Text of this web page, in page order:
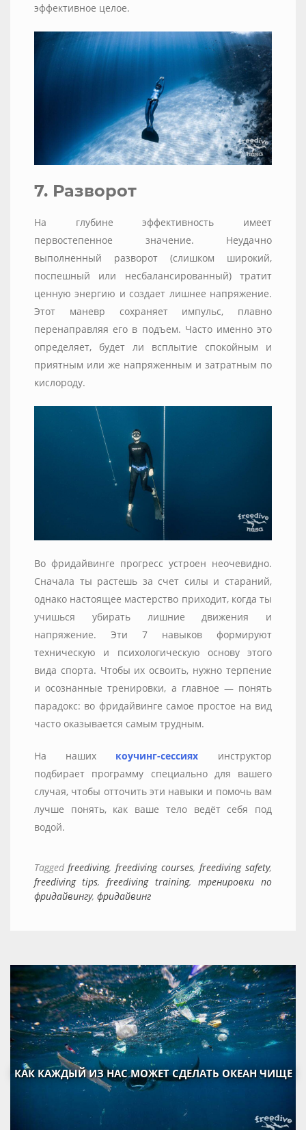
эффективное целое.
7. Разворот
На глубине эффективность имеет
первостепенное значение. Неудачно
выполненный разворот (слишком широкий,
поспешный или несбалансированный) тратит
ценную энергию и создает лишнее напряжение.
Этот маневр сохраняет импульс, плавно
перенаправляя его в подъем. Часто именно это
определяет, будет ли всплытие спокойным и
приятным или же напряженным и затратным по
кислороду.
Во фридайвинге прогресс устроен неочевидно.
Сначала ты растешь за счет силы и стараний,
однако настоящее мастерство приходит, когда ты
учишься убирать лишние движения и
напряжение. Эти 7 навыков формируют
техническую и психологическую основу этого
вида спорта. Чтобы их освоить, нужно терпение
и осознанные тренировки, а главное — понять
парадокс: во фридайвинге самое простое на вид
часто оказывается самым трудным.
На наших коучинг-сессиях
инструктор
подбирает программу специально для вашего
случая, чтобы отточить эти навыки и помочь вам
лучше понять, как ваше тело ведёт себя под
водой.
Tagged freediving, freediving courses, freediving safety,
freediving tips, freediving training, тренировки по
фридайвингу, фридайвинг
КАК КАЖДЫЙ ИЗ НАС МОЖЕТ СДЕЛАТЬ ОКЕАН ЧИЩЕ